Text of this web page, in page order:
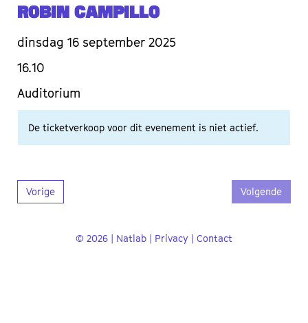
Robin Campillo
dinsdag 16 september 2025
16.10
Auditorium
De ticketverkoop voor dit evenement is niet actief.
Vorige Volgende
© 2026 | Natlab | Privacy | Contact